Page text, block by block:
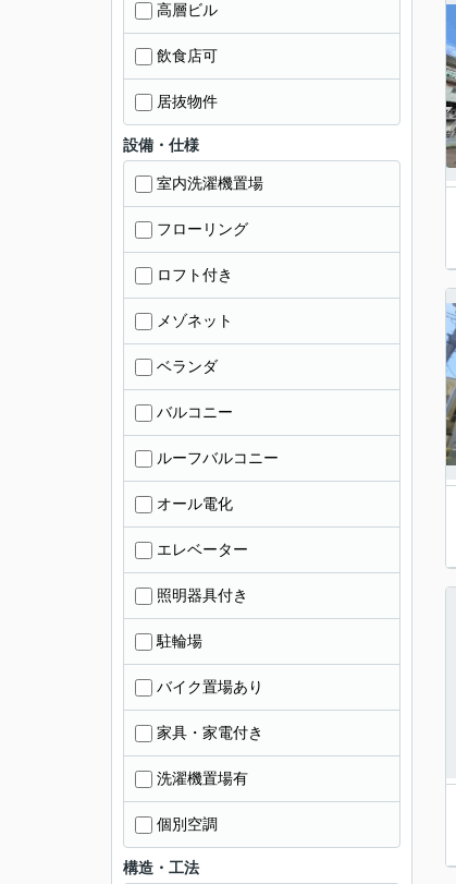
高層ビル
飲食店可
居抜物件
設備・仕様
室内洗濯機置場
フローリング
ロフト付き
メゾネット
ベランダ
バルコニー
ルーフバルコニー
オール電化
エレベーター
照明器具付き
駐輪場
バイク置場あり
家具・家電付き
洗濯機置場有
個別空調
構造・工法